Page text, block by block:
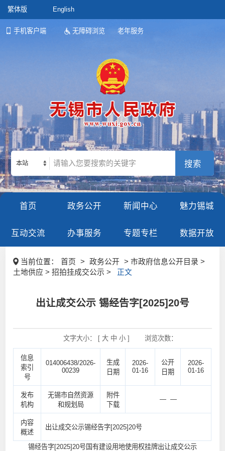
繁体版 English
手机客户端 无障碍浏览 老年服务
本站
首页 政务公开 新闻中心 魅力锡城
互动交流 办事服务 专题专栏 数据开放
当前位置： 首页 > 政务公开
> 市政府信息公开目录 >
土地供应 > 招拍挂成交公示 >
正文
出让成交公示 锡经告字[2025]20号
文字大小： [ 大 中 小] 浏览次数：
信息
索引
号
014006438/2026-
00239
生成
日期
2026-
01-16
公开
日期
2026-
01-16
发布
机构
无锡市自然资源
和规划局
附件
下载
— —
内容
概述
出让成交公示锡经告字[2025]20号
锡经告字[2025]20号国有建设用地使用权挂牌出让成交公示